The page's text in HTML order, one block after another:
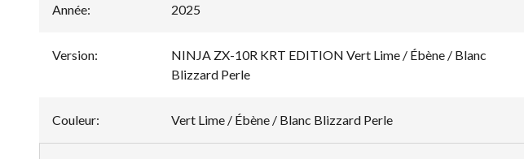
Année: 2025
Version:
NINJA ZX-10R KRT EDITION Vert Lime / Ébène / Blanc
Blizzard Perle
Couleur: Vert Lime / Ébène / Blanc Blizzard Perle